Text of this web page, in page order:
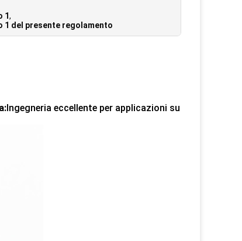
1,
1 del presente regolamento
Ingegneria eccellente per applicazioni su